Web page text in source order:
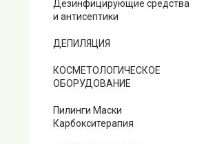
Дезинфицирующие средства
и антисептики
ДЕПИЛЯЦИЯ
КОСМЕТОЛОГИЧЕСКОЕ
ОБОРУДОВАНИЕ
Пилинги Маски
Карбокситерапия